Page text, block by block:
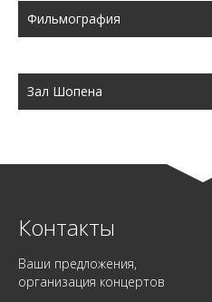
Фильмография
Зал Шопена
Контакты
Ваши предложения,
организация концертов